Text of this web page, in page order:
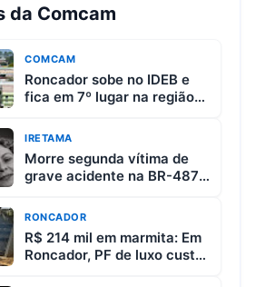
da Comcam
COMCAM
Roncador sobe no IDEB e
fica em 7º lugar na região
IRETAMA
Morre segunda vítima de
grave acidente na BR-487
RONCADOR
R$ 214 mil em marmita: Em
Roncador, PF de luxo custa